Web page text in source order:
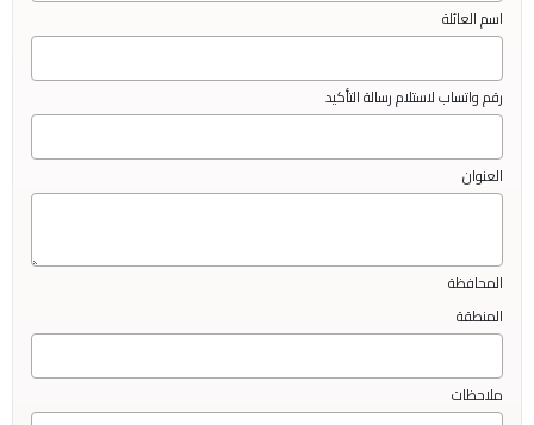
اسم العائلة
رقم واتساب لاستلام رسالة التأكيد
العنوان
المحافظة
المنطقة
ملاحظات